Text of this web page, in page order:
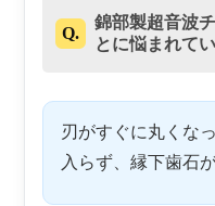
Q.
錦部製超音波
とに悩まれて
刃がすぐに丸くな
入らず、縁下歯石